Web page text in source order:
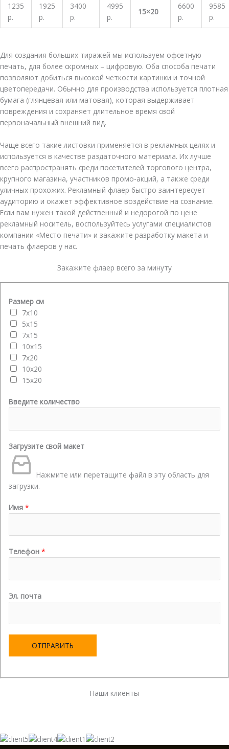
1235
р.
1925
р.
3400
р.
4995
р.
15×20
6600
р.
9585
р.
Для создания больших тиражей мы используем офсетную
печать, для более скромных – цифровую. Оба способа печати
позволяют добиться высокой четкости картинки и точной
цветопередачи. Обычно для производства используется плотная
бумага (глянцевая или матовая), которая выдерживает
повреждения и сохраняет длительное время свой
первоначальный внешний вид.
Чаще всего такие листовки применяется в рекламных целях и
используется в качестве раздаточного материала. Их лучше
всего распространять среди посетителей торгового центра,
крупного магазина, участников промо-акций, а также среди
уличных прохожих. Рекламный флаер быстро заинтересует
аудиторию и окажет эффективное воздействие на сознание.
Если вам нужен такой действенный и недорогой по цене
рекламный носитель, воспользуйтесь услугами специалистов
компании «Место печати» и закажите разработку макета и
печать флаеров у нас.
Закажите флаер всего за минуту
Размер см
7x10
5x15
7x15
10x15
7x20
10x20
15x20
Введите количество
Загрузите свой макет
Нажмите или перетащите файл в эту область для
загрузки.
Имя *
Телефон *
Эл. почта
ОТПРАВИТЬ
Наши клиенты